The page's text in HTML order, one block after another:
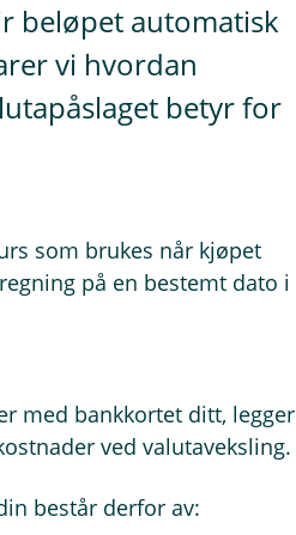
beløpet automatisk
vi hvordan
betyr for
som brukes når kjøpet
på en bestemt dato i
med bankkortet ditt, legger
ved valutaveksling.
består derfor av: